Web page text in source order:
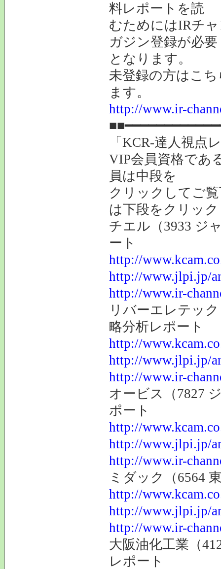
料レポートを読
むためにはIRチ
ガジン登録が必要
となります。
未登録の方はこ
ます。
http://www.ir-
「KCR-達人視点
VIP会員資格であ
員は中段を
クリックしてご
は下段をクリッ
チエル（3933 ジ
ート
http://
http://www.jlpi.jp/
http://www.ir-
リバーエレテッ
略分析レポート
http://
http://www.jlpi.jp/
http://www.ir-
オービス（7827
ポート
http://
http://www.jlpi.jp/
http://www.ir-
ミダック（6564
http://
http://www.jlpi.jp/
http://www.ir-
大阪油化工業（
レポート